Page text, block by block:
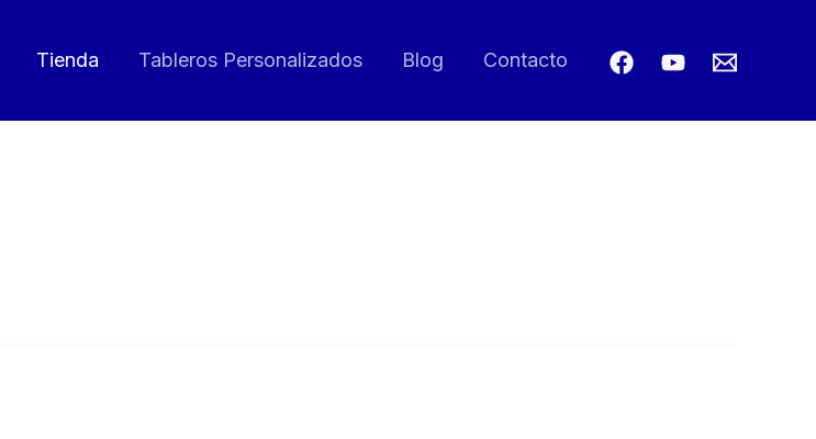
Tienda Tableros Personalizados Blog Contacto